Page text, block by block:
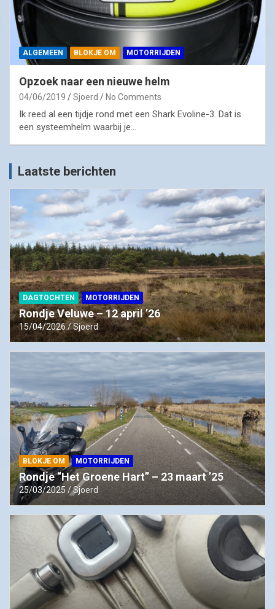
ALGEMEEN BLOKJE OM MOTORRIJDEN
Opzoek naar een nieuwe helm
04/06/2019 Sjoerd No Comments
Ik reed al een tijdje rond met een Shark Evoline-3. Dat is
een systeemhelm waarbij je…
Laatste berichten
DAGTOCHTEN MOTORRIJDEN
Rondje Veluwe – 12 april ’26
15/04/2026 Sjoerd
BLOKJE OM MOTORRIJDEN
Rondje “Het Groene Hart” – 23 maart ’25
25/03/2025 Sjoerd